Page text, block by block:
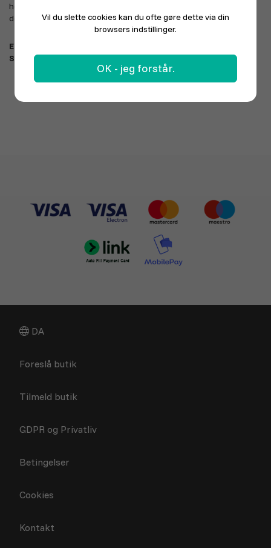
henvendelse med en email eller en SMS. Vi vender altid tilbage –
det garanterer vi.
E-mail:
SMS:
60 47 47 24
DA
Foreslå butik
Tilmeld butik
GDPR og Privatliv
Betingelser
Cookies
Kontakt
Vil du slette cookies kan du ofte gøre dette via din
browsers indstillinger.
OK - jeg forstår.